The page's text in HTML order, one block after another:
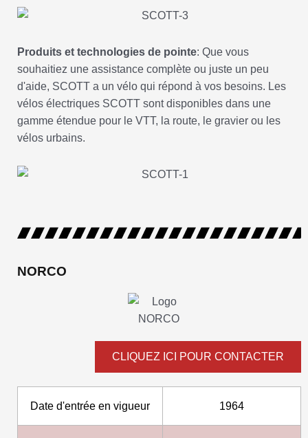
Produits et technologies de pointe: Que vous
souhaitiez une assistance complète ou juste un peu
d'aide, SCOTT a un vélo qui répond à vos besoins. Les
vélos électriques SCOTT sont disponibles dans une
gamme étendue pour le VTT, la route, le gravier ou les
vélos urbains.
NORCO
CLIQUEZ ICI POUR CONTACTER
Date d'entrée en vigueur 1964